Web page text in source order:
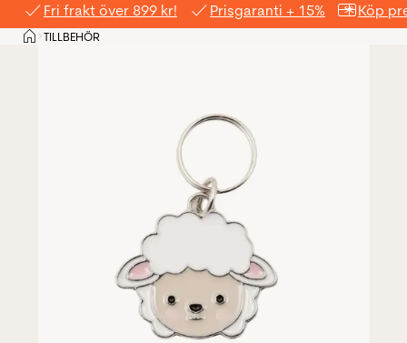
Fri frakt över 899 kr! Prisgaranti + 15% Köp
Hem
>TILLBEHÖR